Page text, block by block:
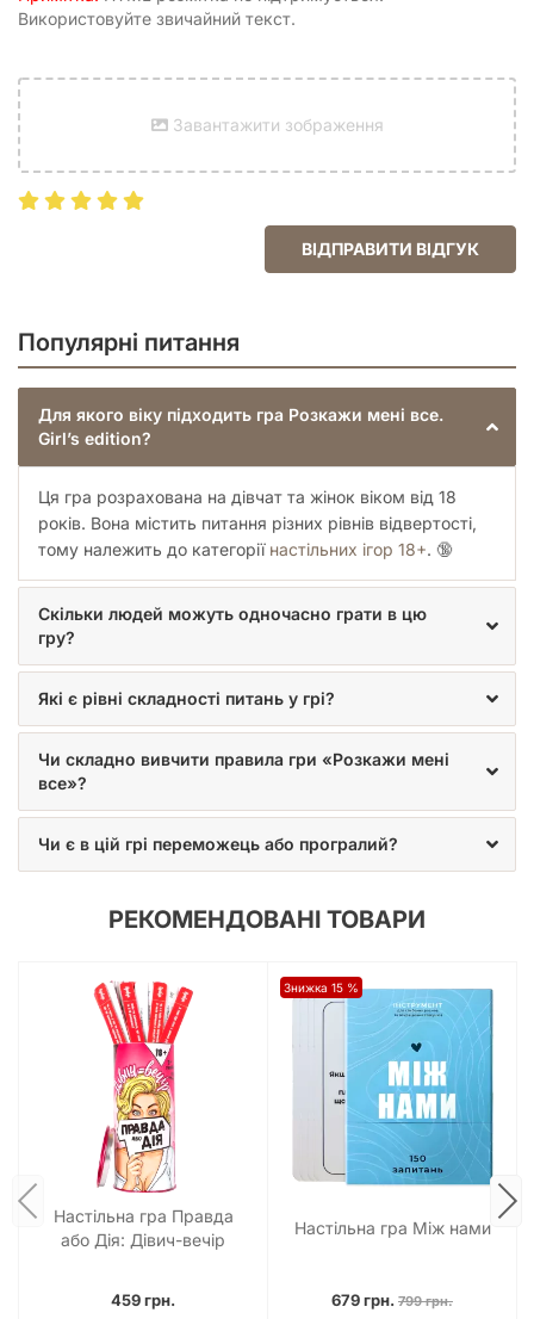
Використовуйте звичайний текст.
Завантажити зображення
ВІДПРАВИТИ ВІДГУК
Популярні питання
Для якого віку підходить гра Розкажи мені все.
Girl’s edition?
Ця гра розрахована на дівчат та жінок віком від 18
років. Вона містить питання різних рівнів відвертості,
тому належить до категорії настільних ігор 18+. 🔞
Скільки людей можуть одночасно грати в цю
гру?
Які є рівні складності питань у грі?
Чи складно вивчити правила гри «Розкажи мені
все»?
Чи є в цій грі переможець або програлий?
РЕКОМЕНДОВАНІ ТОВАРИ
Настільна гра Правда
або Дія: Дівич-вечір
459 грн.
Знижка 15 %
Настільна гра Між нами
679 грн. 799 грн.